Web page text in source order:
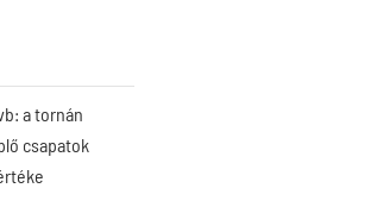
a tornán
csapatok